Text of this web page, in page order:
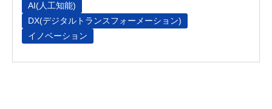
AI(人工知能)
DX(デジタルトランスフォーメーション)
イノベーション